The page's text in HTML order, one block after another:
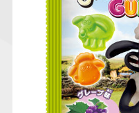
仮面ライダーシリー
ガ
キャラパキ
にふ